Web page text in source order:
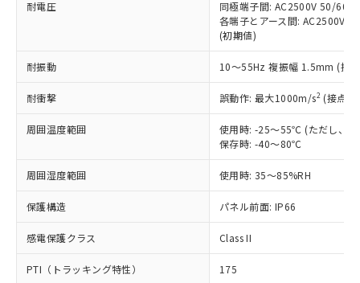
耐電圧
同極端子間: AC2500V 50/
各端子とアース間: AC2500V
(初期値)
耐振動 10～55Hz 複振幅 1.5mm (接
耐衝撃 誤動作: 最大1000m/s2 (接点
周囲温度範囲
使用時: -25～55℃ (ただし、氷
保存時: -40～80℃
周囲湿度範囲 使用時: 35～85%RH
保護構造 パネル前面: IP66
感電保護クラス Class II
PTI（トラッキング特性） 175
覧された時点での実際の在庫および標
準価格とは異なる場合があることをご
正式な納期状況および標準価格はお客
様のお取引先、またはお客様担当のオ
ムロン制御機器販売店・当社販売員に
オムロン制御機器販売店や当社販売拠
販売ネットワーク
」をご確認
在庫状況および標準価格結果を当社の
示しないようお願いします。
マイパーツ機能（部品リスト作成サー
ビス）をご利用いただくには、I-Web
メンバーズにご登録されている必要が
六価クロム(Cr(Ⅵ)) 1000ppm以下、ポリ臭化ビフェニル
類(PBB) 1000ppm以下、ポリ臭化ジフェニルエーテル類
ルベンジル（BBP） 1000ppm以下、フタル酸ジブチル
（DBP） 1000ppm以下、フタル酸ジイソブチル
但し、RoHS指令で産業用監視および制御機器に対する
フタル酸エステル類の４物質については閾値を超える意
図的な使用がないことを確認しています。
部品在庫の切り替え状況などにより、予定
月が前後することがあります。
Pb(鉛) :1000ppm、 Hg(水銀) : 1000ppm、 Cd(カドミウ
Cr(Ⅵ)(六価クロム) : 1000ppm、 PBBs(ポリ臭化ビフェ
ニル類) : 1000ppm、 PBDEs(ポリ臭化ジフェニルエーテ
DBP(フタル酸ジブチル) : 1000ppm、 DIBP(フタル酸ジ
イソブチル) : 1000ppm、 BBP(フタル酸ブチルベンジ
「ｅ」：有害物質（10物質）のすべてが基
準値以下であることを示します。
「10」：通常の使用状況下において有害物
質が外部に漏えいし、環境に深刻な影響を
及ぼさない年数を意味します。
「－」：未確認です。当社販売部門へお問
国政府の輸出許可(または役務取引許
可)を取得するなどの必要な手続きを
全に破砕するなど、違法に輸出されな
いよう必要な手段を講じます。
当社は貴社製品を、核兵器、ミサイ
ル、化学兵器、生物兵器またはその他
武器並びにこれらの製造装置等に一切
当社は、貴社製品を第三者に販売する
場合は、上記1、2および3の内容を当
該第三者に通知します。また当社は、
販売先および販売に係わる関係者が違
法に輸出するおそれがある場合は、取
一定数以上の在庫あり
－
在庫なし(最新の在庫状況につ
いては、お客様のお取引先、ま
たはお客様担当のオムロン制御
機器販売店・当社販売員にご確
空
受注生産機種、また在庫状況の
情報を公開していない機種